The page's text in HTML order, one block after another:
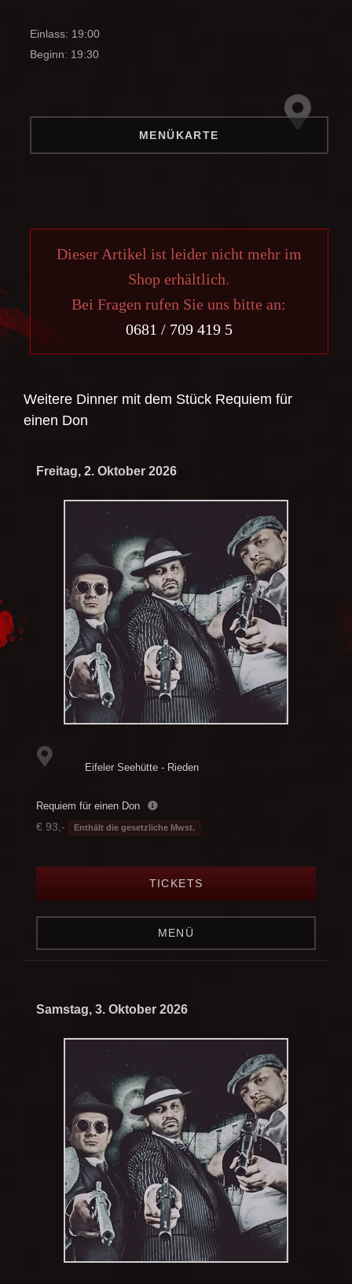
Einlass: 19:00
Beginn: 19:30
MENÜKARTE
Dieser Artikel ist leider nicht mehr im
Shop erhältlich.
Bei Fragen rufen Sie uns bitte an:
0681 / 709 419 5
Weitere Dinner mit dem Stück Requiem für
einen Don
Freitag, 2. Oktober 2026
Eifeler Seehütte - Rieden
Requiem für einen Don
€ 93,- Enthält die gesetzliche Mwst.
TICKETS
MENÜ
Samstag, 3. Oktober 2026